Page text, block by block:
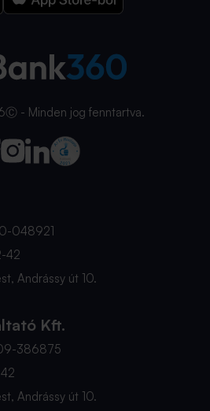
- Minden jog fenntartva.
048921
42
Andrássy út 10.
Kft.
386875
Andrássy út 10.